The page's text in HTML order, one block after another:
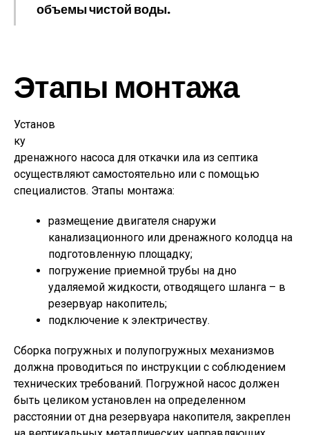
объемы чистой воды.
Этапы монтажа
Установ
ку
дренажного насоса для откачки ила из септика
осуществляют самостоятельно или с помощью
специалистов. Этапы монтажа:
размещение двигателя снаружи
канализационного или дренажного колодца на
подготовленную площадку;
погружение приемной трубы на дно
удаляемой жидкости, отводящего шланга – в
резервуар накопитель;
подключение к электричеству.
Сборка погружных и полупогружных механизмов
должна проводиться по инструкции с соблюдением
технических требований. Погружной насос должен
быть целиком установлен на определенном
расстоянии от дна резервуара накопителя, закреплен